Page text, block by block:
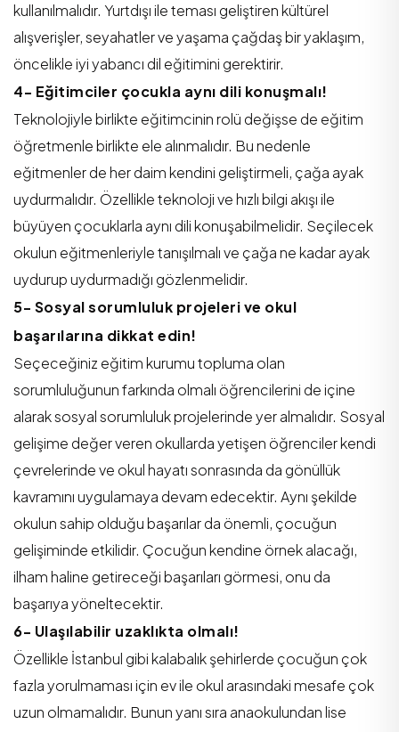
kullanılmalıdır. Yurtdışı ile teması geliştiren kültürel
alışverişler, seyahatler ve yaşama çağdaş bir yaklaşım,
öncelikle iyi yabancı dil eğitimini gerektirir.
4- Eğitimciler çocukla aynı dili konuşmalı!
Teknolojiyle birlikte eğitimcinin rolü değişse de eğitim
öğretmenle birlikte ele alınmalıdır. Bu nedenle
eğitmenler de her daim kendini geliştirmeli, çağa ayak
uydurmalıdır. Özellikle teknoloji ve hızlı bilgi akışı ile
büyüyen çocuklarla aynı dili konuşabilmelidir. Seçilecek
okulun eğitmenleriyle tanışılmalı ve çağa ne kadar ayak
uydurup uydurmadığı gözlenmelidir.
5- Sosyal sorumluluk projeleri ve okul
başarılarına dikkat edin!
Seçeceğiniz eğitim kurumu topluma olan
sorumluluğunun farkında olmalı öğrencilerini de içine
alarak sosyal sorumluluk projelerinde yer almalıdır. Sosyal
gelişime değer veren okullarda yetişen öğrenciler kendi
çevrelerinde ve okul hayatı sonrasında da gönüllük
kavramını uygulamaya devam edecektir. Aynı şekilde
okulun sahip olduğu başarılar da önemli, çocuğun
gelişiminde etkilidir. Çocuğun kendine örnek alacağı,
ilham haline getireceği başarıları görmesi, onu da
başarıya yöneltecektir.
6- Ulaşılabilir uzaklıkta olmalı!
Özellikle İstanbul gibi kalabalık şehirlerde çocuğun çok
fazla yorulmaması için ev ile okul arasındaki mesafe çok
uzun olmamalıdır. Bunun yanı sıra anaokulundan lise